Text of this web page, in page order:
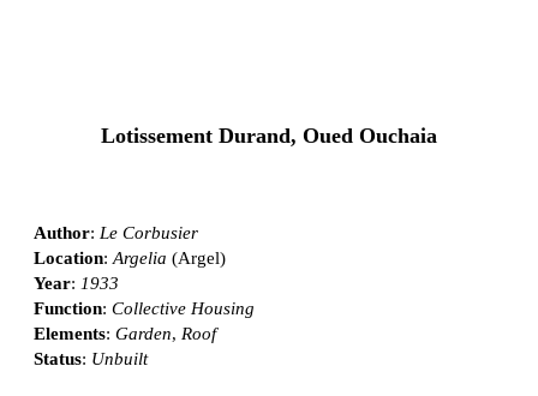
Lotissement Durand, Oued Ouchaia
Author: Le Corbusier
Location: Argelia (Argel)
Year: 1933
Function: Collective Housing
Elements: Garden, Roof
Status: Unbuilt